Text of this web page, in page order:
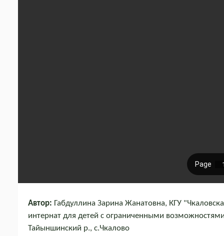
Автор: Габдуллина Зарина Жанатовна, КГУ
интернат для детей с ограниченными
Тайыншинский р., с.Чкалово